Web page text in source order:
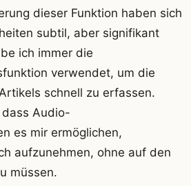
dieser Funktion haben sich
subtil, aber signifikant
ich immer die
verwendet, um die
schnell zu erfassen.
Audio-
es mir ermöglichen,
aufzunehmen, ohne auf den
müssen.